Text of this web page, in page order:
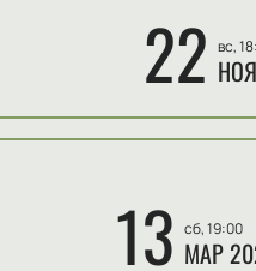
22 вс,
13 сб, 19:00
МАР